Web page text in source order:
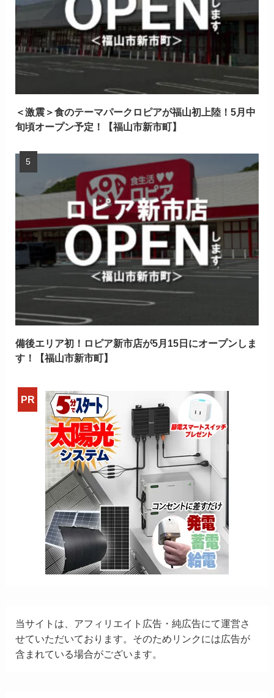
＜激震＞食のテーマパークロピアが福山初上陸！5月中
旬頃オープン予定！【福山市新市町】
備後エリア初！ロピア新市店が5月15日にオープンしま
す！【福山市新市町】
当サイトは、アフィリエイト広告・純広告にて運営さ
せていただいております。そのためリンクには広告が
含まれている場合がございます。